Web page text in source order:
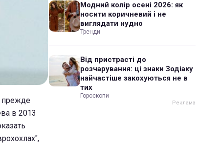
прежде
в 2013
Модний колір осені 2026: як
носити коричневий і не
виглядати нудно
Тренди
Від пристрасті до
розчарування: ці знаки Зодіаку
найчастіше закохуються не в
тих
Гороскопи